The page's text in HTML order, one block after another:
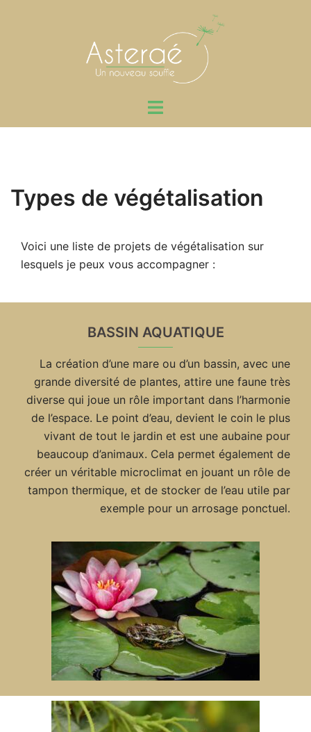
Ouvrir/fermer
Types de végétalisation
Voici une liste de projets de végétalisation sur
lesquels je peux vous accompagner :
BASSIN AQUATIQUE
La création d’une mare ou d’un bassin, avec une
grande diversité de plantes, attire une faune très
diverse qui joue un rôle important dans l’harmonie
de l’espace. Le point d’eau, devient le coin le plus
vivant de tout le jardin et est une aubaine pour
beaucoup d’animaux. Cela permet également de
créer un véritable microclimat en jouant un rôle de
tampon thermique, et de stocker de l’eau utile par
exemple pour un arrosage ponctuel.